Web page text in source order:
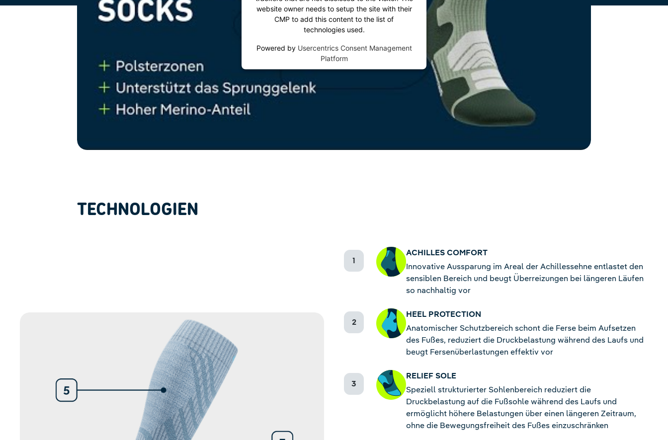
website owner needs to setup the site with their
CMP to add this content to the list of
technologies used.
Powered by Usercentrics Consent Management
Platform
TECHNOLOGIEN
ACHILLES COMFORT
Innovative Aussparung im Areal der Achillessehne entlastet den
sensiblen Bereich und beugt Überreizungen bei längeren Läufen
so nachhaltig vor
HEEL PROTECTION
Anatomischer Schutzbereich schont die Ferse beim Aufsetzen
des Fußes, reduziert die Druckbelastung während des Laufs und
beugt Fersenüberlastungen effektiv vor
RELIEF SOLE
Speziell strukturierter Sohlenbereich reduziert die
Druckbelastung auf die Fußsohle während des Laufs und
ermöglicht höhere Belastungen über einen längeren Zeitraum,
ohne die Bewegungsfreiheit des Fußes einzuschränken